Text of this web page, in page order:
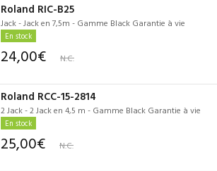
Roland RIC-B25
Jack - Jack en 7,5m - Gamme Black Garantie à vie
En stock
24,00€ N.C.
Roland RCC-15-2814
2 Jack - 2 Jack en 4,5 m - Gamme Black Garantie à vie
En stock
25,00€ N.C.